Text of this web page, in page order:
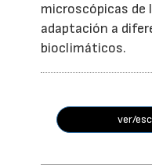
microscópicas de
adaptación a
bioclimáticos.
ver/